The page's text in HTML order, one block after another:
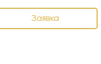
Заявка